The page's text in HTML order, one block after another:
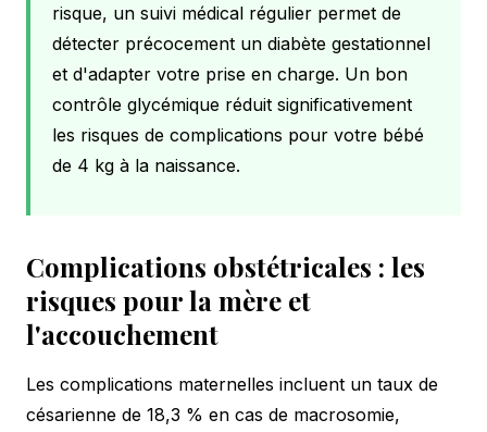
risque, un suivi médical régulier permet de
détecter précocement un diabète gestationnel
et d'adapter votre prise en charge. Un bon
contrôle glycémique réduit significativement
les risques de complications pour votre bébé
de 4 kg à la naissance.
Complications obstétricales : les
risques pour la mère et
l'accouchement
Les complications maternelles incluent un taux de
césarienne de 18,3 % en cas de macrosomie,